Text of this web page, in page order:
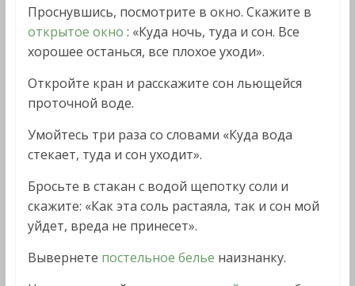
Проснувшись, посмотрите в окно. Скажите в
открытое окно : «Куда ночь, туда и сон. Все
хорошее останься, все плохое уходи».
Откройте кран и расскажите сон льющейся
проточной воде.
Умойтесь три раза со словами «Куда вода
стекает, туда и сон уходит».
Бросьте в стакан с водой щепотку соли и
скажите: «Как эта соль растаяла, так и сон мой
уйдет, вреда не принесет».
Вывернете постельное белье наизнанку.